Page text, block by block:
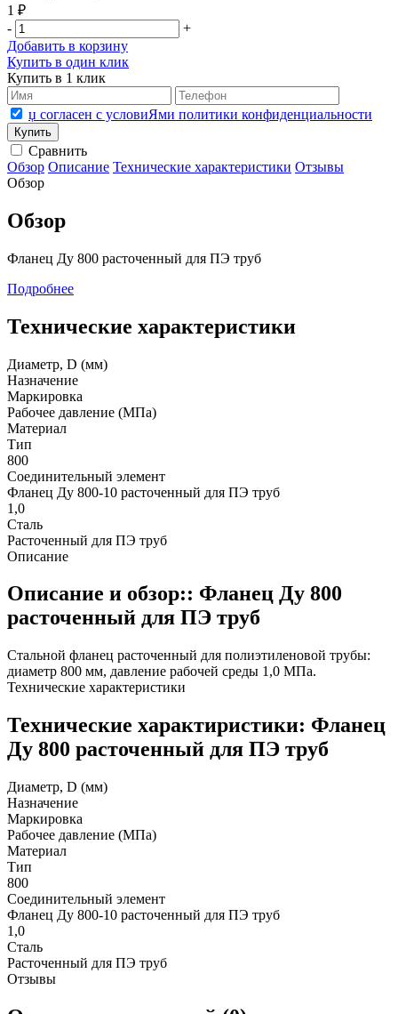
1 ₽
-
+
Добавить в корзину
Купить в один клик
Купить в 1 клик
џ согласен с условиЯми политики конфиденциальности
Сравнить
Обзор Описание Технические характеристики Отзывы
Обзор
Обзор
Фланец Ду 800 расточенный для ПЭ труб
Подробнее
Технические характеристики
Диаметр, D (мм)
Назначение
Маркировка
Рабочее давление (МПа)
Материал
Тип
800
Соединительный элемент
Фланец Ду 800-10 расточенный для ПЭ труб
1,0
Сталь
Расточенный для ПЭ труб
Описание
Описание и обзор:: Фланец Ду 800
расточенный для ПЭ труб
Стальной фланец расточенный для полиэтиленовой трубы:
диаметр 800 мм, давление рабочей среды 1,0 МПа.
Технические характеристики
Технические характиристики: Фланец
Ду 800 расточенный для ПЭ труб
Диаметр, D (мм)
Назначение
Маркировка
Рабочее давление (МПа)
Материал
Тип
800
Соединительный элемент
Фланец Ду 800-10 расточенный для ПЭ труб
1,0
Сталь
Расточенный для ПЭ труб
Отзывы